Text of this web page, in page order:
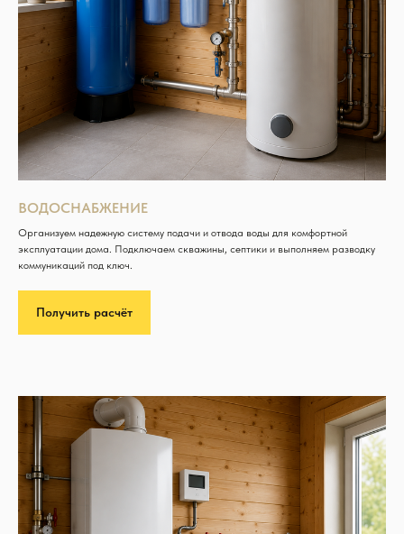
ВОДОСНАБЖЕНИЕ
Организуем надежную систему подачи и отвода воды для комфортной
эксплуатации дома. Подключаем скважины, септики и выполняем разводку
коммуникаций под ключ.
Получить расчёт